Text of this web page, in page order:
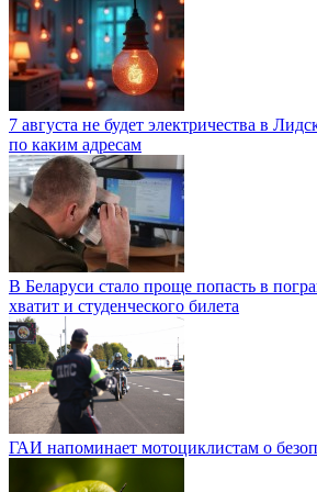
7 августа не будет электричества в
по каким адресам
В Беларуси стало проще попасть в
хватит и студенческого билета
ГАИ напоминает мотоциклистам о